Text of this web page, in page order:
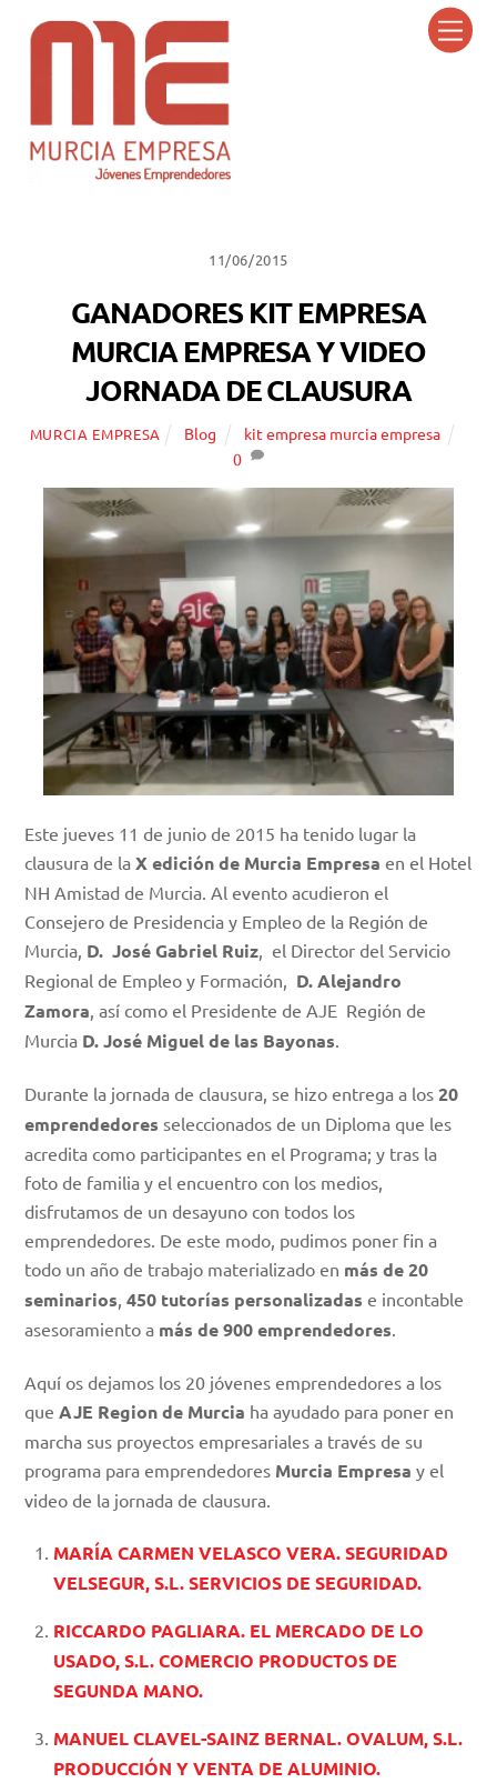
11/06/2015
GANADORES KIT EMPRESA
MURCIA EMPRESA Y VIDEO
JORNADA DE CLAUSURA
MURCIA EMPRESA Blog
kit empresa murcia empresa
0
Este jueves 11 de junio de 2015 ha tenido lugar la
clausura de laX edición de Murcia Empresa en el Hotel
NH Amistad de Murcia. Al evento acudieron el
Consejero de Presidencia y Empleo de la Región de
Murcia, D. José Gabriel Ruiz, el Director del Servicio
Regional de Empleo y Formación, D. Alejandro
Zamora, así como el Presidente de AJE Región de
Murcia D. José Miguel de las Bayonas.
Durante la jornada de clausura, se hizo entrega a los20
emprendedores seleccionados de un Diploma que les
acredita como participantes en el Programa; y tras la
foto de familia y el encuentro con los medios,
disfrutamos de un desayuno con todos los
emprendedores. De este modo, pudimos poner fin a
todo un año de trabajo materializado en más de 20
seminarios,450 tutorías personalizadas e incontable
asesoramiento a más de 900 emprendedores.
Aquí os dejamos los 20 jóvenes emprendedores a los
que AJE Region de Murcia ha ayudado para poner en
marcha sus proyectos empresariales a través de su
programa para emprendedores Murcia Empresa y el
video de la jornada de clausura.
MARÍA CARMEN VELASCO VERA. SEGURIDAD
VELSEGUR, S.L. SERVICIOS DE SEGURIDAD.
RICCARDO PAGLIARA. EL MERCADO DE LO
USADO, S.L. COMERCIO PRODUCTOS DE
SEGUNDA MANO.
MANUEL CLAVEL-SAINZ BERNAL. OVALUM, S.L.
PRODUCCIÓN Y VENTA DE ALUMINIO.